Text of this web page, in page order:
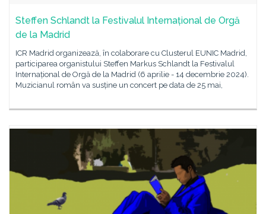
Steffen Schlandt la Festivalul Internațional de Orgă
de la Madrid
ICR Madrid organizează, în colaborare cu Clusterul EUNIC Madrid,
participarea organistului Steffen Markus Schlandt la Festivalul
Internațional de Orgă de la Madrid (6 aprilie - 14 decembrie 2024).
Muzicianul român va susține un concert pe data de 25 mai,